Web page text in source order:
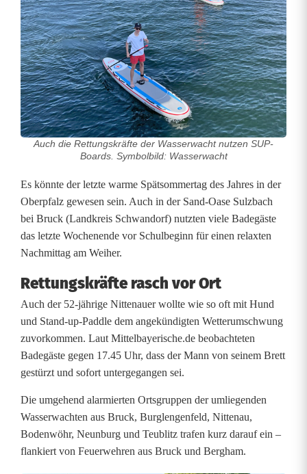
a
n
d
-
u
P
a
d
d
l
e
r
i
m
B
a
Auch die Rettungskräfte der Wasserwacht nutzen SUP-
Boards. Symbolbild: Wasserwacht
Es könnte der letzte warme Spätsommertag des Jahres in der
Oberpfalz gewesen sein. Auch in der Sand-Oase Sulzbach
bei Bruck (Landkreis Schwandorf) nutzten viele Badegäste
das letzte Wochenende vor Schulbeginn für einen relaxten
Nachmittag am Weiher.
Rettungskräfte rasch vor Ort
Auch der 52-jährige Nittenauer wollte wie so oft mit Hund
und Stand-up-Paddle dem angekündigten Wetterumschwung
zuvorkommen. Laut Mittelbayerische.de beobachteten
Badegäste gegen 17.45 Uhr, dass der Mann von seinem Brett
gestürzt und sofort untergegangen sei.
Die umgehend alarmierten Ortsgruppen der umliegenden
Wasserwachten aus Bruck, Burglengenfeld, Nittenau,
Bodenwöhr, Neunburg und Teublitz trafen kurz darauf ein –
flankiert von Feuerwehren aus Bruck und Bergham.